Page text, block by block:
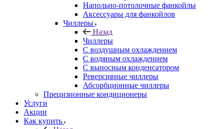
Напольно-потолочные фанкойлы
Аксессуары для фанкойлов
Чиллеры
Назад
Чиллеры
С воздушным охлаждением
С водяным охлаждением
С выносным конденсатором
Реверсивные чиллеры
Абсорбционные чиллеры
Прецизионные кондиционеры
Услуги
Акции
Как купить